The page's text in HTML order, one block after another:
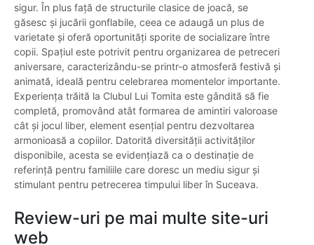
sigur. În plus față de structurile clasice de joacă, se
găsesc și jucării gonflabile, ceea ce adaugă un plus de
varietate și oferă oportunități sporite de socializare între
copii. Spațiul este potrivit pentru organizarea de petreceri
aniversare, caracterizându-se printr-o atmosferă festivă și
animată, ideală pentru celebrarea momentelor importante.
Experiența trăită la Clubul Lui Tomita este gândită să fie
completă, promovând atât formarea de amintiri valoroase
cât și jocul liber, element esențial pentru dezvoltarea
armonioasă a copiilor. Datorită diversității activităților
disponibile, acesta se evidențiază ca o destinație de
referință pentru familiile care doresc un mediu sigur și
stimulant pentru petrecerea timpului liber în Suceava.
Review-uri pe mai multe site-uri
web